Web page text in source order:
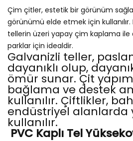
Çim çitler, estetik bir görünüm
görünümü elde etmek için
tellerin üzeri yapay çim kaplama ile
parklar için idealdir.
Galvanizli teller,
dayanıklı olup,
ömür sunar. Çit
bağlama ve destek
kullanılır. Çiftlikler,
endüstriyel alanlarda
kullanılır.
PVC Kaplı Tel